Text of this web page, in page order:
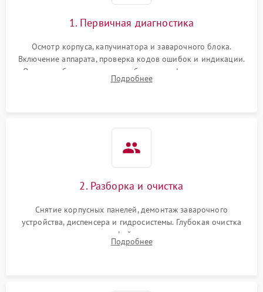
1. Первичная диагностика
Осмотр корпуса, капучинатора и заварочного блока.
Включение аппарата, проверка кодов ошибок и индикации.
Оценка работы помпы, термоблока и кофемолки на слух.
Измерение температуры и давления воды для выявления
Подробнее
2. Разборка и очистка
Снятие корпусных панелей, демонтаж заварочного
устройства, диспенсера и гидросистемы. Глубокая очистка
внутренних узлов от кофейных масел, жмыха и накипи.
Промывка дренажных каналов и фильтров с использованием
Подробнее